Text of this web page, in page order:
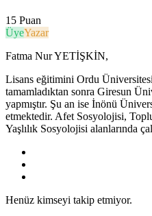
15 Puan
ÜyeYazar
Fatma Nur YETİŞKİN,
Lisans eğitimini Ordu
tamamladıktan sonra Giresun
yapmıştır. Şu an ise İnönü
etmektedir. Afet Sosyolojisi,
Yaşlılık Sosyolojisi alanlarında
Henüz kimseyi takip etmiyor.